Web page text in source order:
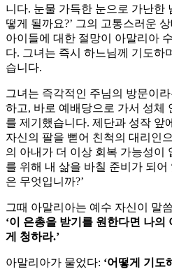
니다. 눈물 가득한 눈으로 가난한
떻게 될까요?’ 그의 고통스러운
아이들에 대한 절망이 아말리아
다. 그녀는 즉시 하느님께 기도하
습니다.
그녀는 즉각적인 주님의 방문이
하고, 바로 예배당으로 가서 성체
를 제기했습니다. 제단과 성작 앞
자신의 팔을 뻗어 친척의 대리인
의 아내가 더 이상 회복 가능성이
를 위해 내 삶을 바칠 준비가 되
은 무엇입니까?’
그때 아말리아는 예수 자신이 말
‘이 은총을 받기를 원한다면 나의
게 청하라.’
아말리아가 물었다: ‘어떻게 기도